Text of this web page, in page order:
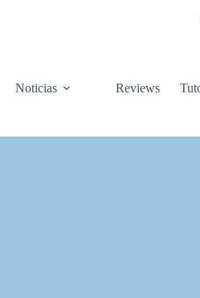
Noticias Reviews